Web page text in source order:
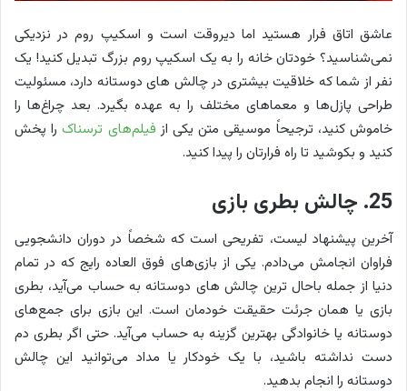
عاشق اتاق فرار هستید اما دیروقت است و اسکیپ روم در نزدیکی
نمی‌شناسید؟ خودتان خانه را به یک اسکیپ روم بزرگ تبدیل کنید! یک
نفر از شما که خلاقیت بیشتری در چالش های دوستانه دارد، مسئولیت
طراحی پازل‌ها و معماهای مختلف را به عهده بگیرد. بعد چراغ‌ها را
خاموش کنید، ترجیحاً موسیقی متن یکی از فیلم‌های ترسناکرا پخش
کنید و بکوشید تا راه فرارتان را پیدا کنید.
25. چالش بطری بازی
آخرین پیشنهاد لیست، تفریحی است که شخصاً در دوران دانشجویی
فراوان انجامش می‌دادم. یکی از بازی‌های فوق العاده رایج که در تمام
دنیا از جمله باحال ترین چالش های دوستانه به حساب می‌آید، بطری
بازی یا همان جرئت حقیقت خودمان است. این بازی برای جمع‌های
دوستانه یا خانوادگی بهترین گزینه به حساب می‌آید. حتی اگر بطری دم
دست نداشته باشید، با یک خودکار یا مداد می‌توانید این چالش
دوستانه را انجام بدهید.